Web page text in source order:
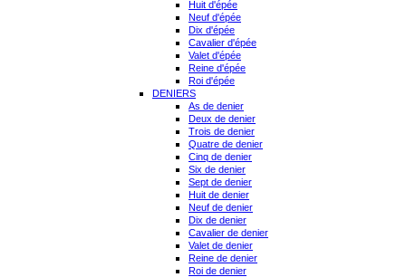
Huit d'épée
Neuf d'épée
Dix d'épée
Cavalier d'épée
Valet d'épée
Reine d'épée
Roi d'épée
DENIERS
As de denier
Deux de denier
Trois de denier
Quatre de denier
Cinq de denier
Six de denier
Sept de denier
Huit de denier
Neuf de denier
Dix de denier
Cavalier de denier
Valet de denier
Reine de denier
Roi de denier